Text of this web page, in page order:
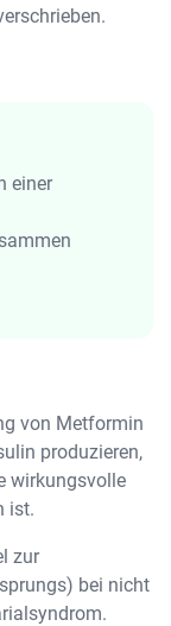
einer
von Metformin
produzieren,
wirkungsvolle
ist.
zur
bei nicht